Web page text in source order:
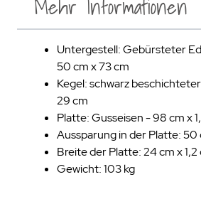
Mehr Informationen
Untergestell: Gebürsteter
50 cm x 73 cm
Kegel: schwarz
29 cm
Platte: Gusseisen - 98 cm x
Aussparung in der Platte: 50
Breite der Platte: 24 cm x 1,2
Gewicht: 103 kg